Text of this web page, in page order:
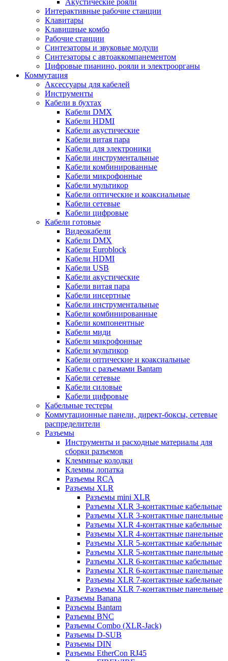
Акустические рояли
Интерактивные рабочие станции
Клавитары
Клавишные комбо
Рабочие станции
Синтезаторы и звуковые модули
Синтезаторы с автоаккомпанементом
Цифровые пианино, рояли и электроорганы
Коммутация
Аксессуары для кабелей
Инструменты
Кабели в бухтах
Кабели DMX
Кабели HDMI
Кабели акустические
Кабели витая пара
Кабели для электроники
Кабели инструментальные
Кабели комбинированные
Кабели микрофонные
Кабели мультикор
Кабели оптические и коаксиальные
Кабели сетевые
Кабели цифровые
Кабели готовые
Видеокабели
Кабели DMX
Кабели Euroblock
Кабели HDMI
Кабели USB
Кабели акустические
Кабели витая пара
Кабели инсертные
Кабели инструментальные
Кабели комбинированные
Кабели компонентные
Кабели миди
Кабели микрофонные
Кабели мультикор
Кабели оптические и коаксиальные
Кабели с разъемами Bantam
Кабели сетевые
Кабели силовые
Кабели цифровые
Кабельные тестеры
Коммутационные панели, директ-боксы, сетевые
распределители
Разъемы
Инструменты и расходные материалы для
сборки разъемов
Клеммные колодки
Клеммы лопатка
Разъемы RCA
Разъемы XLR
Разъемы mini XLR
Разъемы XLR 3-контактные кабельные
Разъемы XLR 3-контактные панельные
Разъемы XLR 4-контактные кабельные
Разъемы XLR 4-контактные панельные
Разъемы XLR 5-контактные кабельные
Разъемы XLR 5-контактные панельные
Разъемы XLR 6-контактные кабельные
Разъемы XLR 6-контактные панельные
Разъемы XLR 7-контактные кабельные
Разъемы XLR 7-контактные панельные
Разъемы Banana
Разъемы Bantam
Разъемы BNC
Разъемы Combo (XLR-Jack)
Разъемы D-SUB
Разъемы DIN
Разъемы EtherCon RJ45